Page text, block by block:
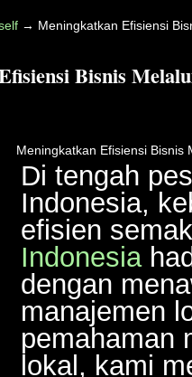
→ Meningkatkan Efisiensi
Bisnis
Meningkatkan Efisiensi Bisnis
Di tengah
Indonesia,
efisien
Indonesia
dengan
manajemen
pemahaman
lokal, kami